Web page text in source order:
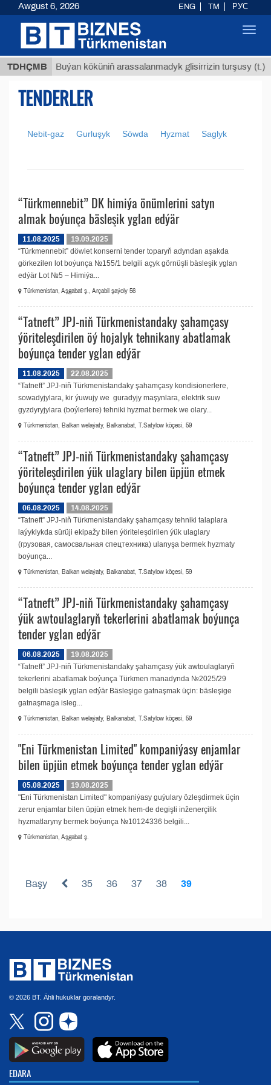
TDHÇMB
ТМТ Buýan köküniň arassalanmadyk glisirrizin turşusy (t.)
TENDERLER
Nebit-gaz Gurluşyk Söwda Hyzmat Saglyk
“Türkmennebit” DK himiýa önümlerini satyn
almak boýunça bäsleşik yglan edýär
11.08.2025
19.09.2025
“Türkmennebit” döwlet konserni tender toparyň adyndan aşakda
görkezilen lot boýunça №155/1 belgili açyk görnüşli bäsleşik yglan
edýär Lot №5 – Himiýa...
Türkmenistan, Aşgabat ş., Arçabil şaýoly 56
“Tatneft” JPJ-niň Türkmenistandaky şahamçasy
ýöriteleşdirilen öý hojalyk tehnikany abatlamak
boýunça tender yglan edýär
11.08.2025
22.08.2025
“Tatneft” JPJ-niň Türkmenistandaky şahamçasy kondisionerlere,
sowadyjylara, kir ýuwujy we guradyjy maşynlara, elektrik suw
gyzdyryjylara (boýlerlere) tehniki hyzmat bermek we olary...
Türkmenistan, Balkan welaýaty, Balkanabat, T.Satylow köçesi, 59
“Tatneft” JPJ-niň Türkmenistandaky şahamçasy
ýöriteleşdirilen ýük ulaglary bilen üpjün etmek
boýunça tender yglan edýär
06.08.2025
14.08.2025
“Tatneft” JPJ-niň Türkmenistandaky şahamçasy tehniki talaplara
laýyklykda sürüji ekipažy bilen ýöriteleşdirilen ýük ulaglary
(грузовая, самосвальная спецтехника) ulanyşa bermek hyzmaty
boýunça...
Türkmenistan, Balkan welaýaty, Balkanabat, T.Satylow köçesi, 59
“Tatneft” JPJ-niň Türkmenistandaky şahamçasy
ýük awtoulaglaryň tekerlerini abatlamak boýunça
tender yglan edýär
06.08.2025
19.08.2025
“Tatneft” JPJ-niň Türkmenistandaky şahamçasy ýük awtoulaglaryň
tekerlerini abatlamak boýunça Türkmen manadynda №2025/29
belgili bäsleşik yglan edýär Bäsleşige gatnaşmak üçin: bäsleşige
gatnaşmaga isleg...
Türkmenistan, Balkan welaýaty, Balkanabat, T.Satylow köçesi, 59
"Eni Türkmenistan Limited" kompaniýasy enjamlar
bilen üpjün etmek boýunça tender yglan edýär
05.08.2025
19.08.2025
"Eni Türkmenistan Limited" kompaniýasy guýulary özleşdirmek üçin
zerur enjamlar bilen üpjün etmek hem-de degişli inženerçilik
hyzmatlaryny bermek boýunça №10124336 belgili...
Türkmenistan, Aşgabat ş.
Başy 35 36 37 38 39
© 2026 BT. Ähli hukuklar goralandyr.
EDARA
Awgust 6, 2026 ENG TM РУС